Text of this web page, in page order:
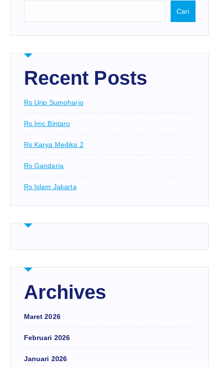
Cari
Recent Posts
Rs Urip Sumoharjo
Rs Imc Bintaro
Rs Karya Medika 2
Rs Gandaria
Rs Islam Jakarta
Archives
Maret 2026
Februari 2026
Januari 2026